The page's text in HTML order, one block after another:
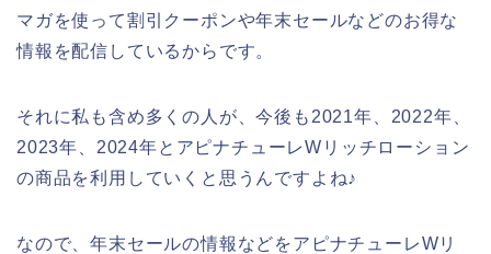
マガを使って割引クーポンや年末セールなどのお得な
情報を配信しているからです。
それに私も含め多くの人が、今後も2021年、2022年、
2023年、2024年とアピナチューレWリッチローション
の商品を利用していくと思うんですよね♪
なので、年末セールの情報などをアピナチューレWリ